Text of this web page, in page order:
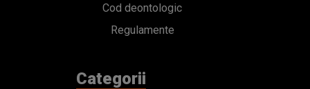
Cod deontologic
Regulamente
Categorii